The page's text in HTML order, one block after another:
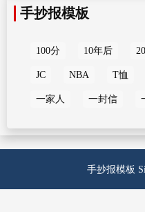
手抄报模板
100分 10年后
JC NBA T恤
一家人 一封信
手抄报模板